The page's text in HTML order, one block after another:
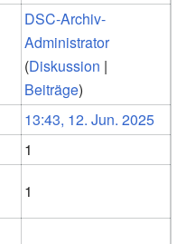
DSC-Archiv-
Administrator
(Diskussion |
Beiträge)
13:43, 12. Jun. 2025
1
1